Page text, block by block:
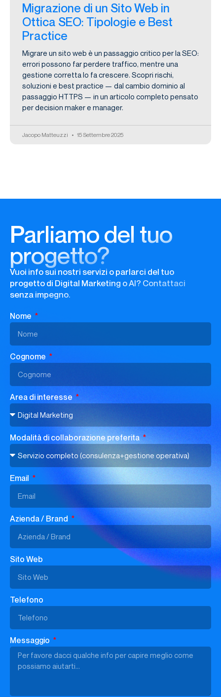
Migrazione di un Sito Web in
Ottica SEO: Tipologie e Best
Practice
Migrare un sito web è un passaggio critico per la SEO:
errori possono far perdere traffico, mentre una
gestione corretta lo fa crescere. Scopri rischi,
soluzioni e best practice — dal cambio dominio al
passaggio HTTPS — in un articolo completo pensato
per decision maker e manager.
Jacopo Matteuzzi 15 Settembre 2025
Parliamo del tuo
progetto?
Vuoi info sui nostri servizi o parlarci del tuo
progetto di Digital Marketing o AI? Contattaci
senza impegno.
Nome
Cognome
Area di interesse
Modalità di collaborazione preferita
Email
Azienda / Brand
Sito Web
Telefono
Messaggio